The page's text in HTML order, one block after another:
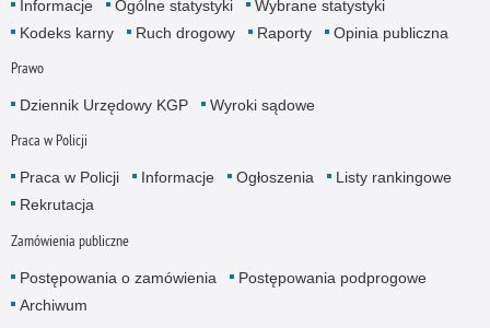
Informacje Ogólne statystyki
Wybrane statystyki
Kodeks karny
Ruch drogowy Raporty Opinia publiczna
Prawo
Dziennik Urzędowy KGP Wyroki sądowe
Praca w Policji
Praca w Policji Informacje Ogłoszenia
Listy rankingowe
Rekrutacja
Zamówienia publiczne
Postępowania o zamówienia
Postępowania podprogowe
Archiwum